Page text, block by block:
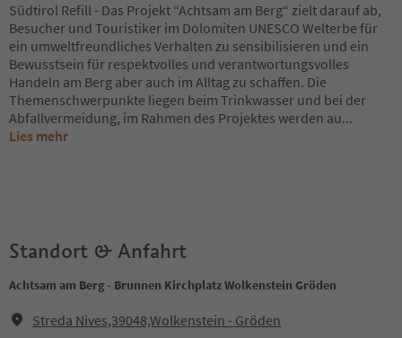
Südtirol Refill - Das Projekt “Achtsam am Berg“ zielt darauf ab,
Besucher und Touristiker im Dolomiten UNESCO Welterbe für
ein umweltfreundliches Verhalten zu sensibilisieren und ein
Bewusstsein für respektvolles und verantwortungsvolles
Handeln am Berg aber auch im Alltag zu schaffen. Die
Themenschwerpunkte liegen beim Trinkwasser und bei der
Abfallvermeidung, im Rahmen des Projektes werden au...
Lies mehr
Standort & Anfahrt
Achtsam am Berg - Brunnen Kirchplatz Wolkenstein Gröden
Streda Nives,39048,Wolkenstein - Gröden